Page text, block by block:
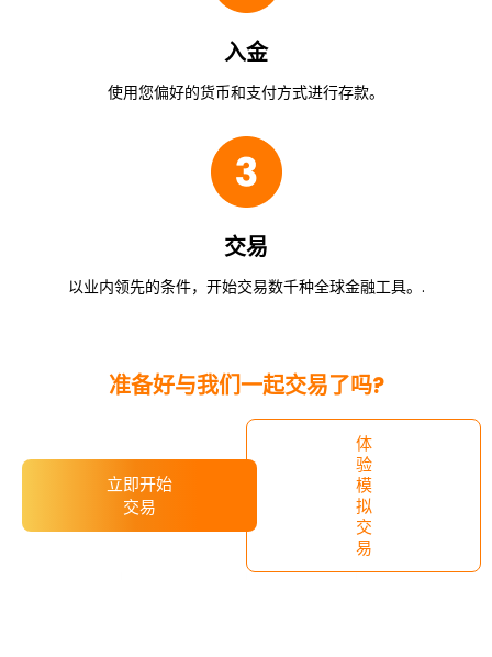
入金
使用您偏好的货币和支付方式进行存款。
交易
以业内领先的条件，开始交易数千种全球金融工具。.
准备好与我们一起交易了吗?
立即开始
交易
体
验
模
拟
交
易